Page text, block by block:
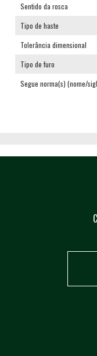
Sentido da rosca
Tipo de haste
Tolerância dimensional
Tipo de furo
Segue norma(s) (nome/